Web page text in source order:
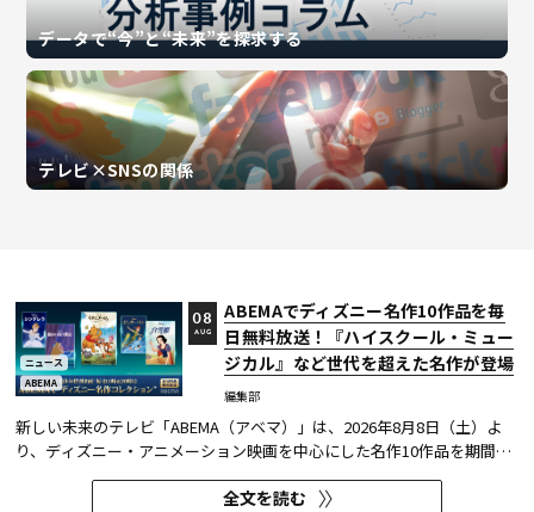
データで“今”と“未来”を探求する
テレビ×SNSの関係
ニュース
ABEMA
ABEMAでディズニー名作10作品を毎
日無料放送！『ハイスクール・ミュー
ジカル』など世代を超えた名作が登場
編集部
08
AUG
新しい未来のテレビ「ABEMA（アベマ）」は、2026年8月8日（土）よ
り、ディズニー・アニメーション映画を中心にした名作10作品を期間限
定で無料放送することを決定した。
全文を読む